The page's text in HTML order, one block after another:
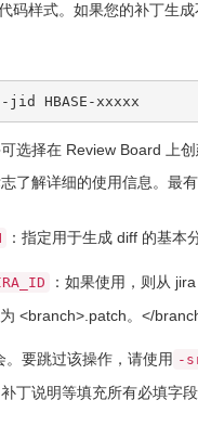
码样式。如果您的补丁生
选择在 Re​​view Board 上
了解详细的使用信息。最
：指定用于生成 diff 的基
：如果使用，则从
<branch>.patch。</
要跳过该操作，请使用 -
丁说明等填充所有必填字